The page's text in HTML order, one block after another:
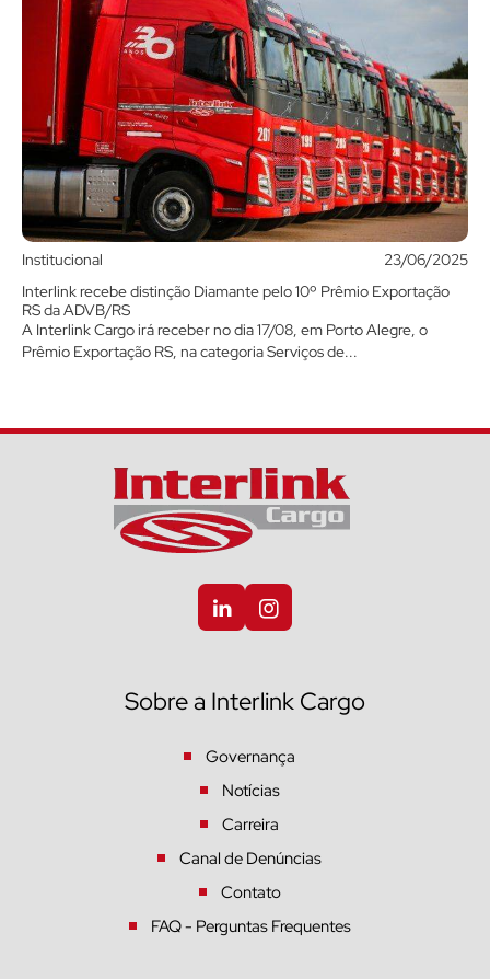
Institucional 23/06/2025
Interlink recebe distinção Diamante pelo 10º Prêmio Exportação
RS da ADVB/RS
A Interlink Cargo irá receber no dia 17/08, em Porto Alegre, o
Prêmio Exportação RS, na categoria Serviços de...
Sobre a Interlink Cargo
Governança
Notícias
Carreira
Canal de Denúncias
Contato
FAQ - Perguntas Frequentes